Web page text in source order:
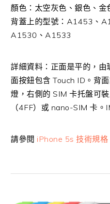
顏色：太空灰色、銀色、金
背蓋上的型號：A1453、
A1530、A1533
詳細資料：正面是平的，
面按鈕包含 Touch ID。背
燈，右側的 SIM 卡托盤可
（4FF）或 nano-SIM 卡。
請參閱 iPhone 5s 技術規格